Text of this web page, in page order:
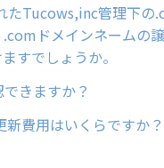
Tucows,inc管理下の
ドメインネームの
すでしょうか。
きますか？
費用はいくらですか